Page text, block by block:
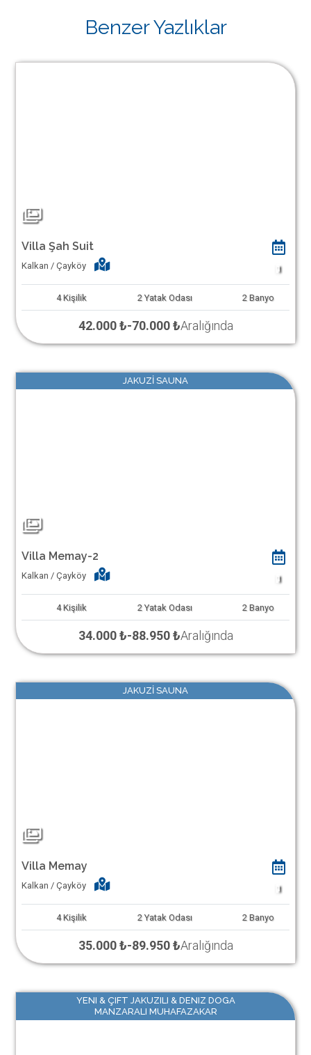
Benzer Yazlıklar
Villa Şah Suit
Kalkan / Çayköy 1
4 Kişilik 2 Yatak Odası 2 Banyo
42.000 ₺-70.000 ₺Aralığında
JAKUZİ SAUNA
Villa Memay-2
Kalkan / Çayköy 1
4 Kişilik 2 Yatak Odası 2 Banyo
34.000 ₺-88.950 ₺Aralığında
JAKUZİ SAUNA
Villa Memay
Kalkan / Çayköy 1
4 Kişilik 2 Yatak Odası 2 Banyo
35.000 ₺-89.950 ₺Aralığında
YENI & ÇIFT JAKUZILI & DENIZ DOGA
MANZARALI MUHAFAZAKAR